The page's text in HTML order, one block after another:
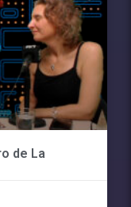
de La